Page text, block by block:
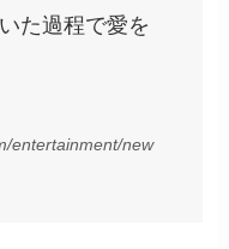
た過程で愛を
entertainment/new